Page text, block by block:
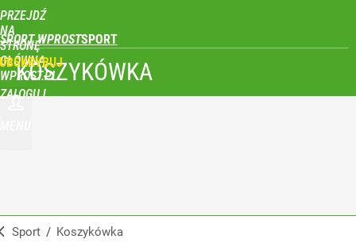
PRZEJDŹ
NA
STRONĘ
GŁÓWNĄ
WPROST.PL
SPORT WPROST
ZALOGUJ
KOSZYKÓWKA
Sport / Koszykówka